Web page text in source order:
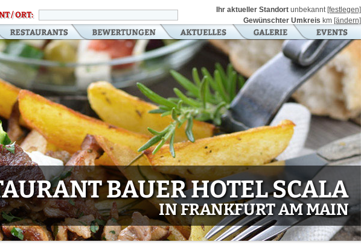
/ ORT:
Ihr aktueller Standort unbekannt [festlegen]
Gewünschter Umkreis km [ändern]
BAUER HOTEL SCALA
IN FRANKFURT AM MAIN